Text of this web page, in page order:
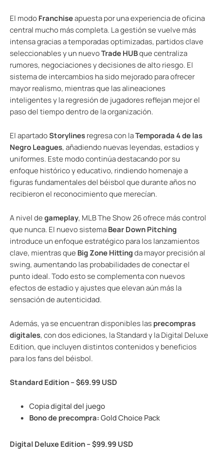
El modoFranchiseapuesta por una experiencia de oficina
central mucho más completa. La gestión se vuelve más
intensa gracias a temporadas optimizadas, partidos clave
seleccionables y un nuevoTrade HUBque centraliza
rumores, negociaciones y decisiones de alto riesgo. El
sistema de intercambios ha sido mejorado para ofrecer
mayor realismo, mientras que las alineaciones
inteligentes y la regresión de jugadores reflejan mejor el
paso del tiempo dentro de la organización.
El apartadoStorylinesregresa con laTemporada 4 de las
Negro Leagues, añadiendo nuevas leyendas, estadios y
uniformes. Este modo continúa destacando por su
enfoque histórico y educativo, rindiendo homenaje a
figuras fundamentales del béisbol que durante años no
recibieron el reconocimiento que merecían.
A nivel degameplay, MLB The Show 26 ofrece más control
que nunca. El nuevo sistemaBear Down Pitching
introduce un enfoque estratégico para los lanzamientos
clave, mientras que Big Zone Hittingda mayor precisión al
swing, aumentando las probabilidades de conectar el
punto ideal. Todo esto se complementa con nuevos
efectos de estadio y ajustes que elevan aún más la
sensación de autenticidad.
Además, ya se encuentran disponibles lasprecompras
digitales, con dos ediciones, la Standard y la Digital Deluxe
Edition, que incluyen distintos contenidos y beneficios
para los fans del béisbol.
Standard Edition – $69.99 USD
Copia digital del juego
Bono de precompra:Gold Choice Pack
Digital Deluxe Edition – $99.99 USD